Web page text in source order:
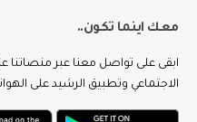
معك اينما تكون..
ابقى على تواصل معنا عبر منصاتنا
الاجتماعي وتطبيق الرشيد على